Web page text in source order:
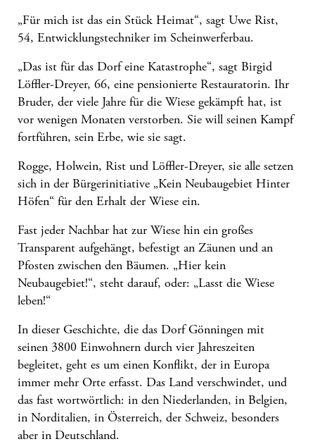
„Für mich ist das ein Stück Heimat“, sagt Uwe Rist,
54, Entwicklungstechniker im Scheinwerferbau.
„Das ist für das Dorf eine Katastrophe“, sagt Birgid
Löffler-Dreyer, 66, eine pensionierte Restauratorin. Ihr
Bruder, der viele Jahre für die Wiese gekämpft hat, ist
vor wenigen Monaten verstorben. Sie will seinen Kampf
fortführen, sein Erbe, wie sie sagt.
Rogge, Holwein, Rist und Löffler-Dreyer, sie alle setzen
sich in der Bürgerinitiative „Kein Neubaugebiet Hinter
Höfen“ für den Erhalt der Wiese ein.
Fast jeder Nachbar hat zur Wiese hin ein großes
Transparent aufgehängt, befestigt an Zäunen und an
Pfosten zwischen den Bäumen. „Hier kein
Neubaugebiet!“, steht darauf, oder: „Lasst die Wiese
leben!“
In dieser Geschichte, die das Dorf Gönningen mit
seinen 3800 Einwohnern durch vier Jahreszeiten
begleitet, geht es um einen Konflikt, der in Europa
immer mehr Orte erfasst. Das Land verschwindet, und
das fast wortwörtlich: in den Niederlanden, in Belgien,
in Norditalien, in Österreich, der Schweiz, besonders
aber in Deutschland.